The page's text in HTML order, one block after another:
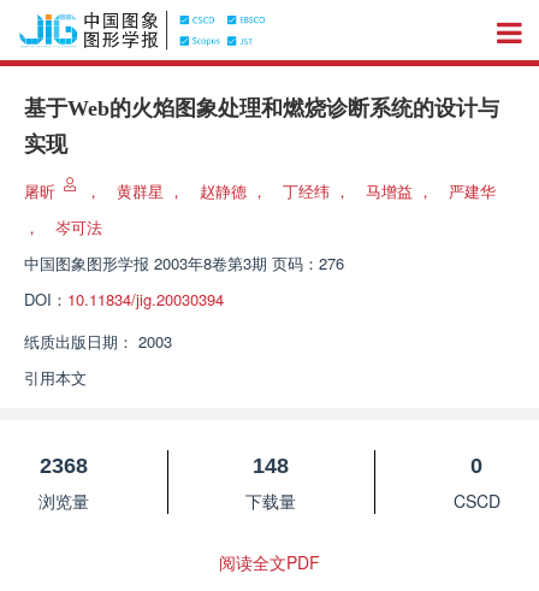
基于Web的火焰图象处理和燃烧诊断系统的设计与
实现
屠昕 ， 黄群星 ， 赵静德 ， 丁经纬 ， 马增益 ，
严建华
，
岑可法
中国图象图形学报 2003年8卷第3期 页码：276
DOI： 10.11834/jig.20030394
纸质出版日期： 2003
引用本文
2368
浏览量
148
下载量
0
CSCD
阅读全文PDF